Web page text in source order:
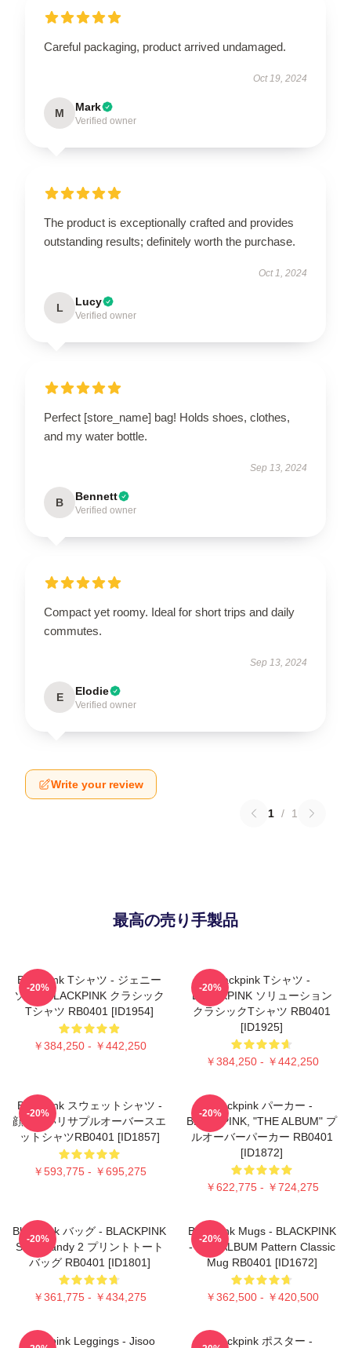
Careful packaging, product arrived undamaged.
Oct 19, 2024
M Mark
Verified owner
The product is exceptionally crafted and provides
outstanding results; definitely worth the purchase.
Oct 1, 2024
L Lucy
Verified owner
Perfect [store_name] bag! Holds shoes, clothes,
and my water bottle.
Sep 13, 2024
B Bennett
Verified owner
Compact yet roomy. Ideal for short trips and daily
commutes.
Sep 13, 2024
E Elodie
Verified owner
Write your review
1 / 1
最高の売り手製品
Blackpink Tシャツ - ジェニー
ソロ - BLACKPINK クラシック
Tシャツ RB0401 [ID1954]
￥384,250 - ￥442,250
-20%
Blackpink Tシャツ -
BLACKPINK ソリューション
クラシックTシャツ RB0401
[ID1925]
￥384,250 - ￥442,250
-20%
Blackpink スウェットシャツ -
顔のないリサプルオーバースエ
ットシャツRB0401 [ID1857]
￥593,775 - ￥695,275
-20%
Blackpink パーカー -
BLACKPINK, "THE ALBUM" プ
ルオーバーパーカー RB0401
[ID1872]
￥622,775 - ￥724,275
-20%
Blackpink バッグ - BLACKPINK
Sour Candy 2 プリントトート
バッグ RB0401 [ID1801]
￥361,775 - ￥434,275
-20%
Blackpink Mugs - BLACKPINK
- THE ALBUM Pattern Classic
Mug RB0401 [ID1672]
￥362,500 - ￥420,500
-20%
Blackpink Leggings - Jisoo
Blackpink ポスター -